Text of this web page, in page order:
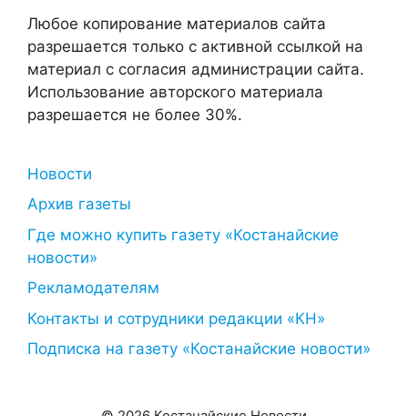
Любое копирование материалов сайта
разрешается только с активной ссылкой на
материал с согласия администрации сайта.
Использование авторского материала
разрешается не более 30%.
Новости
Архив газеты
Где можно купить газету «Костанайские
новости»
Рекламодателям
Контакты и сотрудники редакции «КН»
Подписка на газету «Костанайские новости»